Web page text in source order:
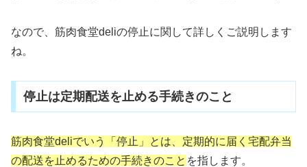
なので、筋肉食堂deliの停止に関して詳しくご説明します
ね。
停止は定期配送を止める手続きのこと
筋肉食堂deliでいう「停止」とは、定期的に届く宅配弁当
の配送を止めるための手続きのこと を指します。